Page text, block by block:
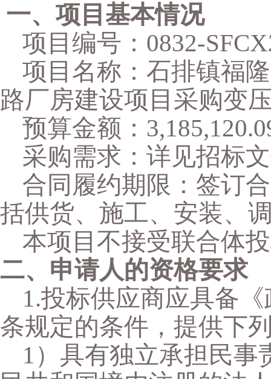
一、项目基本情况
项目编号： 0832-
项目名称： 石排镇福
路厂房建设项目采购变
预算金额：
采购需求： 详见招标
合同履约期限 ： 签订
括供货、施工、安装、
本项目 不接受联合体
二、申请人的资格要求
1.投标供应商应具备
条规定的条件，提供下
1）具有独立承担民事